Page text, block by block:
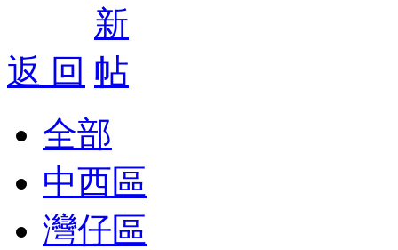
返 回
全部
中西區
灣仔區